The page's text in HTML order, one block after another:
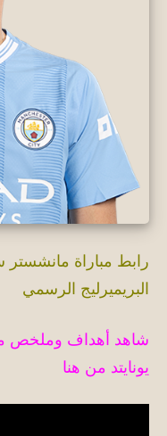
رابط مباراة مانشستر
البريميرليج الرسمي
شاهد أهداف وملخص
يونايتد من هنا